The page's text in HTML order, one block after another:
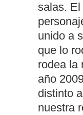
salas. El
unido a
que lo
rodea la
año
distinto
nuestra